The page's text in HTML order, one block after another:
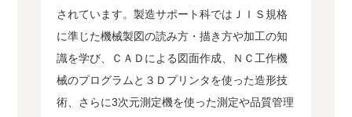
されています。製造サポート科ではＪＩＳ規格
に準じた機械製図の読み方・描き方や加工の知
識を学び、ＣＡＤによる図面作成、ＮＣ工作機
械のプログラムと３Ｄプリンタを使った造形技
術、さらに3次元測定機を使った測定や品質管理